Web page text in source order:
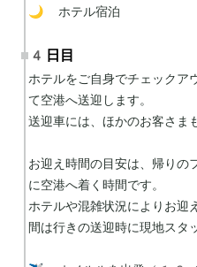
🌙 ホテル宿泊
4日目
ホテルをご自身でチェックア
て空港へ送迎します。
送迎車には、ほかのお客さま
お迎え時間の目安は、帰り
に空港へ着く時間です。
ホテルや混雑状況によりお迎
間は行きの送迎時に現地スタ